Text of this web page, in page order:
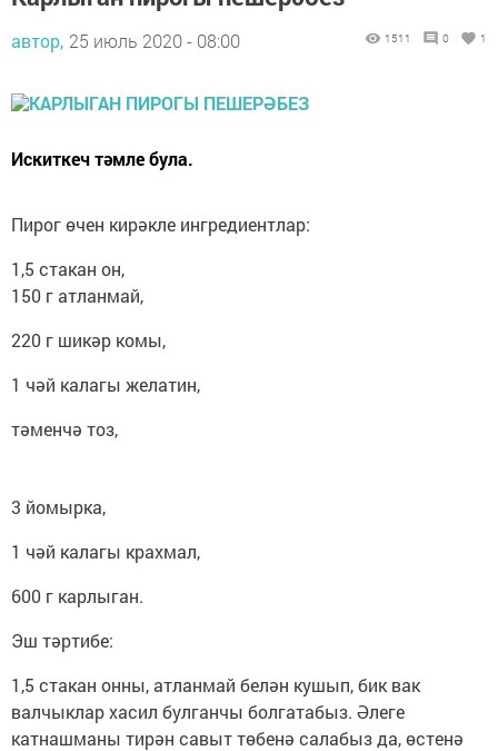
автор, 25 июль 2020 - 08:00 1511 0 1
Искиткеч тәмле була.
Пирог өчен кирәкле ингредиентлар:
1,5 стакан он,
150 г атланмай,
220 г шикәр комы,
1 чәй калагы желатин,
тәменчә тоз,
3 йомырка,
1 чәй калагы крахмал,
600 г карлыган.
Эш тәртибе:
1,5 стакан онны, атланмай белән кушып, бик вак
валчыклар хасил булганчы болгатабыз. Әлеге
катнашманы тирән савыт төбенә салабыз да, өстенә